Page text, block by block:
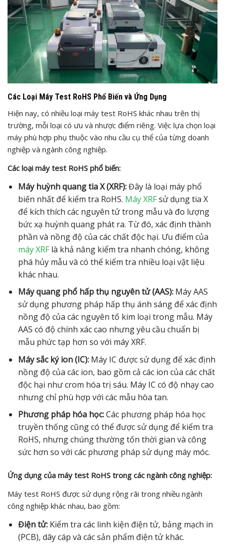
Các Loại Máy Test RoHS Phổ Biến và Ứng Dụng
Hiện nay, có nhiều loại máy test RoHS khác nhau trên thị
trường, mỗi loại có ưu và nhược điểm riêng. Việc lựa chọn loại
máy phù hợp phụ thuộc vào nhu cầu cụ thể của từng doanh
nghiệp và ngành công nghiệp.
Các loại máy test RoHS phổ biến:
Máy huỳnh quang tia X (XRF):Đây là loại máy phổ
biến nhất để kiểm tra RoHS. Máy XRFsử dụng tia X
để kích thích các nguyên tử trong mẫu và đo lượng
bức xạ huỳnh quang phát ra. Từ đó, xác định thành
phần và nồng độ của các chất độc hại. Ưu điểm của
máy XRFlà khả năng kiểm tra nhanh chóng, không
phá hủy mẫu và có thể kiểm tra nhiều loại vật liệu
khác nhau.
Máy quang phổ hấp thụ nguyên tử (AAS):Máy AAS
sử dụng phương pháp hấp thụ ánh sáng để xác định
nồng độ của các nguyên tố kim loại trong mẫu. Máy
AAS có độ chính xác cao nhưng yêu cầu chuẩn bị
mẫu phức tạp hơn so với máy XRF.
Máy sắc ký ion (IC):Máy IC được sử dụng để xác định
nồng độ của các ion, bao gồm cả các ion của các chất
độc hại như crom hóa trị sáu. Máy IC có độ nhạy cao
nhưng chỉ phù hợp với các mẫu hòa tan.
Phương pháp hóa học:Các phương pháp hóa học
truyền thống cũng có thể được sử dụng để kiểm tra
RoHS, nhưng chúng thường tốn thời gian và công
sức hơn so với các phương pháp sử dụng máy móc.
Ứng dụng của máy test RoHS trong các ngành công nghiệp:
Máy test RoHS được sử dụng rộng rãi trong nhiều ngành
công nghiệp khác nhau, bao gồm:
Điện tử:Kiểm tra các linh kiện điện tử, bảng mạch in
(PCB), dây cáp và các sản phẩm điện tử khác.